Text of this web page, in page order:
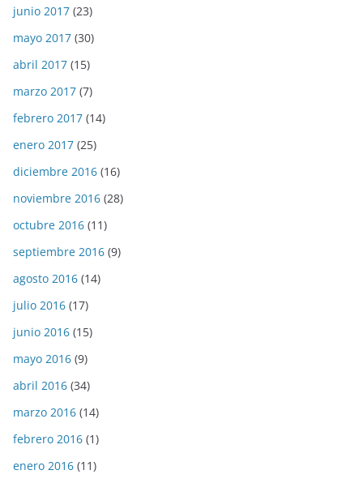
junio 2017 (23)
mayo 2017 (30)
abril 2017 (15)
marzo 2017 (7)
febrero 2017 (14)
enero 2017 (25)
diciembre 2016 (16)
noviembre 2016 (28)
octubre 2016 (11)
septiembre 2016 (9)
agosto 2016 (14)
julio 2016 (17)
junio 2016 (15)
mayo 2016 (9)
abril 2016 (34)
marzo 2016 (14)
febrero 2016 (1)
enero 2016 (11)